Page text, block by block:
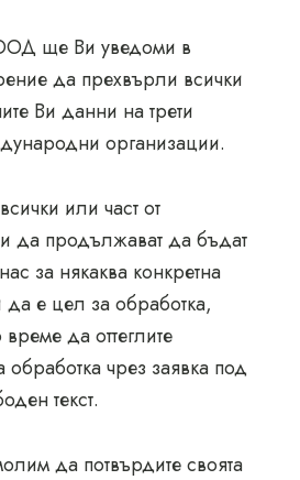
ще Ви уведоми в
да прехвърли всички
Ви данни на трети
организации.
или част от
да продължават да бъдат
за някаква конкретна
да е цел за обработка,
да оттеглите
обработка чрез заявка под
текст.
да потвърдите своята